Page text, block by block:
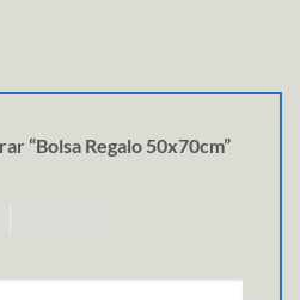
“Bolsa Regalo 50x70cm”